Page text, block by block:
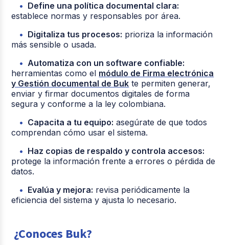
Define una política documental clara:
establece normas y responsables por área.
Digitaliza tus procesos: prioriza la información
más sensible o usada.
Automatiza con un software confiable:
herramientas como el módulo de Firma electrónica
y Gestión documental de Buk te permiten generar,
enviar y firmar documentos digitales de forma
segura y conforme a la ley colombiana.
Capacita a tu equipo: asegúrate de que todos
comprendan cómo usar el sistema.
Haz copias de respaldo y controla accesos:
protege la información frente a errores o pérdida de
datos.
Evalúa y mejora: revisa periódicamente la
eficiencia del sistema y ajusta lo necesario.
¿Conoces Buk?